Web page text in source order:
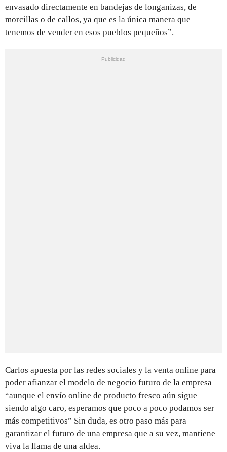
envasado directamente en bandejas de longanizas, de
morcillas o de callos, ya que es la única manera que
tenemos de vender en esos pueblos pequeños”.
Carlos apuesta por las redes sociales y la venta online para
poder afianzar el modelo de negocio futuro de la empresa
“aunque el envío online de producto fresco aún sigue
siendo algo caro, esperamos que poco a poco podamos ser
más competitivos” Sin duda, es otro paso más para
garantizar el futuro de una empresa que a su vez, mantiene
viva la llama de una aldea.